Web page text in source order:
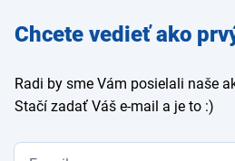
Zadajte
e-mail
Chcete vedieť ako
Radi by sme Vám posielali naše
Stačí zadať Váš e-mail a je to :)